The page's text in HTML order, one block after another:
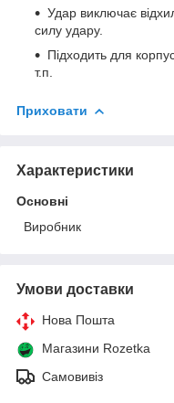
Удар виключає
силу удару.
Підходить для
т.п.
Приховати
Характеристики
Основні
Виробник
Умови доставки
Нова Пошта
Магазини Rozetka
Самовивіз